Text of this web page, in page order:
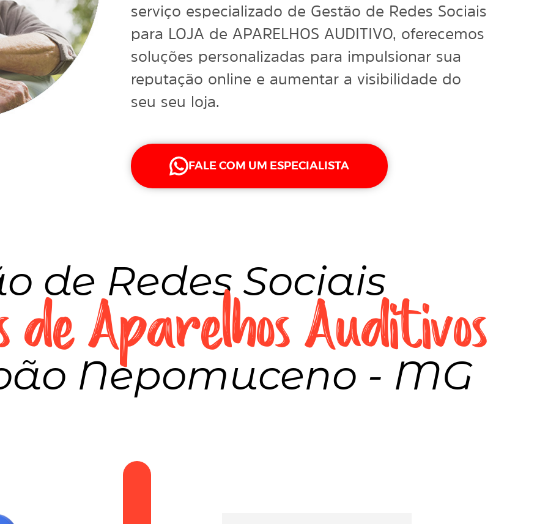
serviço especializado de Gestão de Redes Sociais
para LOJA de APARELHOS AUDITIVO, oferecemos
soluções personalizadas para impulsionar sua
reputação online e aumentar a visibilidade do
seu seu loja.
FALE COM UM ESPECIALISTA
de Redes Sociais
Aparelhos Auditivos
Nepomuceno - MG